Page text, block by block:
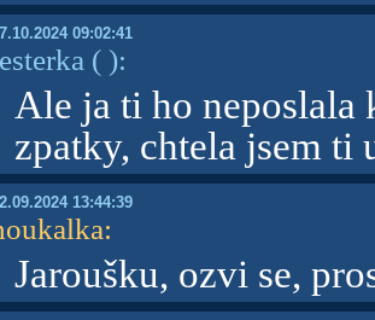
09:02:41
( ):
Ale ja ti ho
zpatky, chtela jsem ti
13:44:39
:
Jaroušku, ozvi se,